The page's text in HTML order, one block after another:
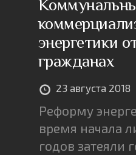
энергетики
гражданах
23 августа 2018
Реформу
время начала
годов затеяли